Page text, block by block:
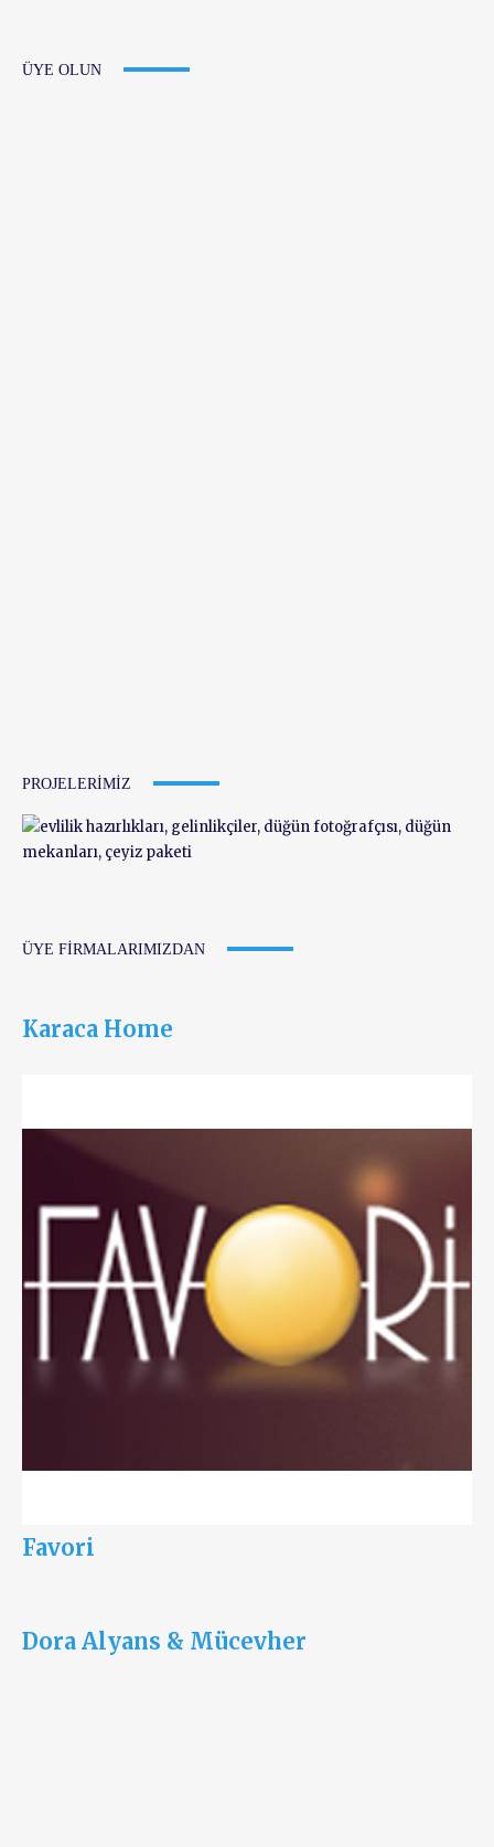
ÜYE OLUN
PROJELERIMIZ
ÜYE FIRMALARIMIZDAN
Karaca Home
Favori
Dora Alyans & Mücevher